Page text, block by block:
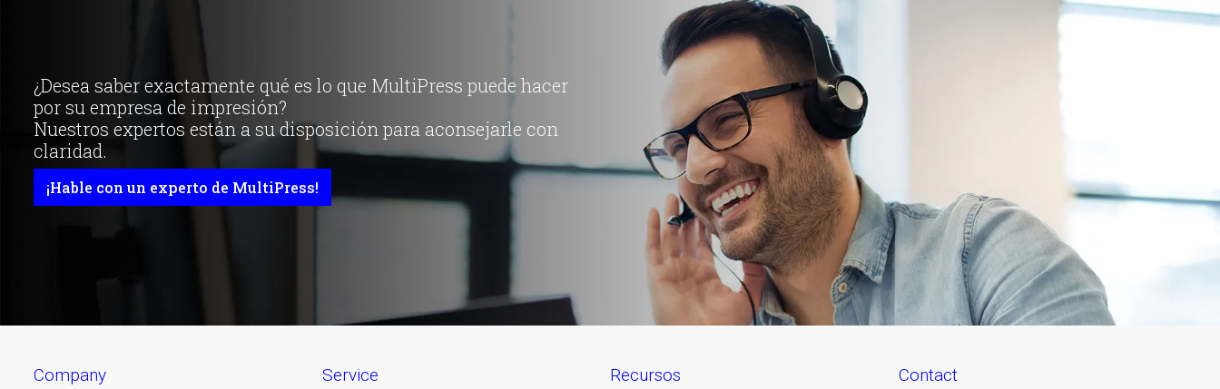
¿Desea saber exactamente qué es lo que MultiPress puede hacer
por su empresa de impresión?
Nuestros expertos están a su disposición para aconsejarle con
claridad.
¡Hable con un experto de MultiPress!
company service recursos contact